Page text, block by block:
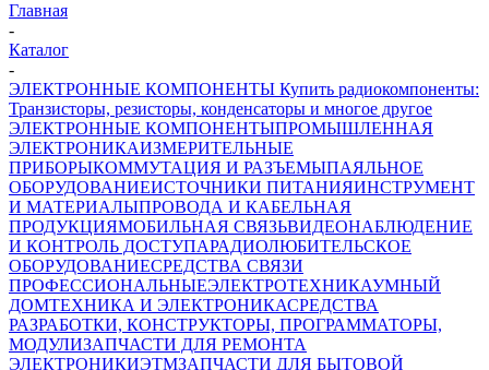
Главная
-
Каталог
-
ЭЛЕКТРОННЫЕ КОМПОНЕНТЫ Купить радиокомпоненты:
Транзисторы, резисторы, конденсаторы и многое другое
ЭЛЕКТРОННЫЕ КОМПОНЕНТЫПРОМЫШЛЕННАЯ
ЭЛЕКТРОНИКАИЗМЕРИТЕЛЬНЫЕ
ПРИБОРЫКОММУТАЦИЯ И РАЗЪЕМЫПАЯЛЬНОЕ
ОБОРУДОВАНИЕИСТОЧНИКИ ПИТАНИЯИНСТРУМЕНТ
И МАТЕРИАЛЫПРОВОДА И КАБЕЛЬНАЯ
ПРОДУКЦИЯМОБИЛЬНАЯ СВЯЗЬВИДЕОНАБЛЮДЕНИЕ
И КОНТРОЛЬ ДОСТУПАРАДИОЛЮБИТЕЛЬСКОЕ
ОБОРУДОВАНИЕСРЕДСТВА СВЯЗИ
ПРОФЕССИОНАЛЬНЫЕЭЛЕКТРОТЕХНИКАУМНЫЙ
ДОМТЕХНИКА И ЭЛЕКТРОНИКАСРЕДСТВА
РАЗРАБОТКИ, КОНСТРУКТОРЫ, ПРОГРАММАТОРЫ,
МОДУЛИЗАПЧАСТИ ДЛЯ РЕМОНТА
ЭЛЕКТРОНИКИЭТМЗАПЧАСТИ ДЛЯ БЫТОВОЙ